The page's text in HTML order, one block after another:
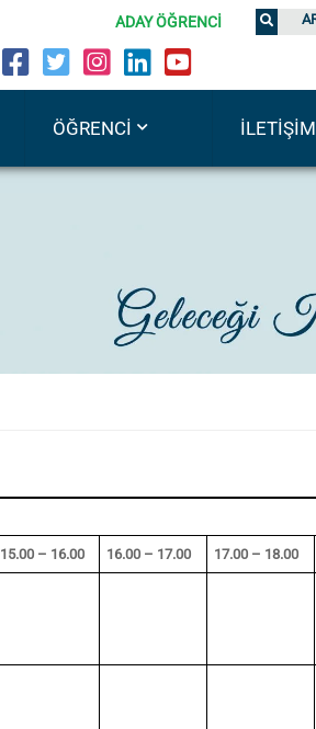
ADAY ÖĞRENCİ
ÖĞRENCI İLETIŞIM
15.00 – 16.00 16.00 – 17.00 17.00 – 18.00